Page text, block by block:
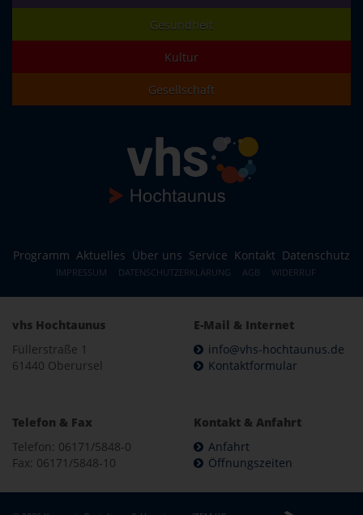
Gesundheit
Kultur
Gesellschaft
Programm Aktuelles Über uns Service Kontakt Datenschutz
IMPRESSUM DATENSCHUTZERKLÄRUNG AGB WIDERRUF
vhs Hochtaunus
Füllerstraße 1
61440 Oberursel
E-Mail & Internet
info@vhs-hochtaunus.de
Kontaktformular
Telefon & Fax
Telefon: 06171/5848-0
Fax: 06171/5848-10
Kontakt & Anfahrt
Anfahrt
Öffnungszeiten